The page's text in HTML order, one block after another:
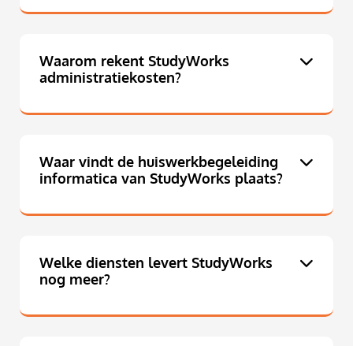
Waarom rekent StudyWorks
administratiekosten?
Waar vindt de huiswerkbegeleiding
informatica van StudyWorks plaats?
Welke diensten levert StudyWorks
nog meer?